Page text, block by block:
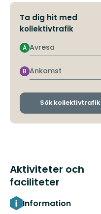
Ta dig hit med
kollektivtrafik
Avresa
A
Ankomst
B
Sök kollektivtrafik
Aktiviteter och
faciliteter
Information